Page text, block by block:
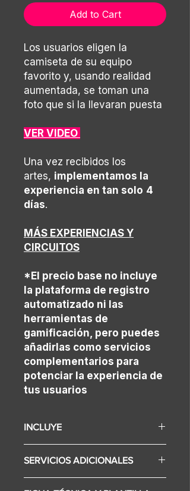
Add to Cart
Los usuarios eligen la
camiseta de su equipo
favorito y, usando realidad
aumentada, se toman una
foto que si la llevaran puesta
VER VIDEO
Una vez recibidos los
artes, implementamos la
experiencia en tan solo 4
días.
MÁS EXPERIENCIAS Y
CIRCUITOS
*El precio base no incluye
la plataforma de registro
automatizado ni las
herramientas de
gamificación, pero puedes
añadirlas como servicios
complementarios para
potenciar la experiencia de
tus usuarios
INCLUYE
Branding Totem
Camara
WebApp para Fotos
SERVICIOS ADICIONALES